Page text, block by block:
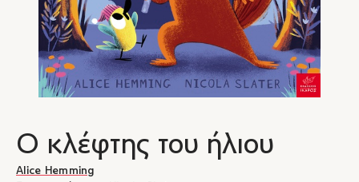
Ο κλέφτης του ήλιου
Alice Hemming